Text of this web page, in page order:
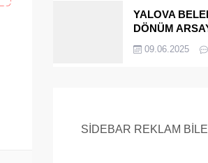
YALOVA
DÖNÜM
09.06.2025
SİDEBAR REKLAM